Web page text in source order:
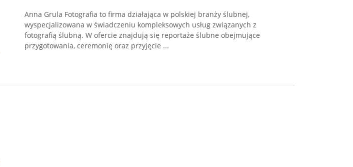
Anna Grula Fotografia to firma działająca w polskiej branży ślubnej,
wyspecjalizowana w świadczeniu kompleksowych usług związanych z
fotografią ślubną. W ofercie znajdują się reportaże ślubne obejmujące
przygotowania, ceremonię oraz przyjęcie ...